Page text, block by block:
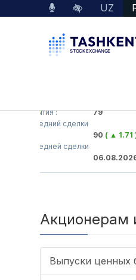
UZ
закрытия :
79
последний сделки
90( ▲ 1.71 )
последней сделки
06.08.2026
Акционерам
Выпуски ценных